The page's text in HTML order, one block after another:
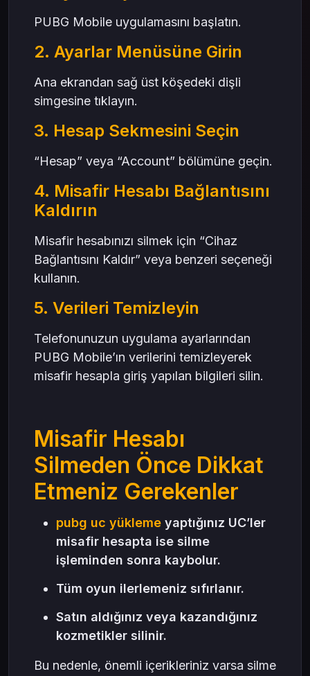
PUBG Mobile uygulamasını başlatın.
2. Ayarlar Menüsüne Girin
Ana ekrandan sağ üst köşedeki dişli
simgesine tıklayın.
3. Hesap Sekmesini Seçin
“Hesap” veya “Account” bölümüne geçin.
4. Misafir Hesabı Bağlantısını
Kaldırın
Misafir hesabınızı silmek için “Cihaz
Bağlantısını Kaldır” veya benzeri seçeneği
kullanın.
5. Verileri Temizleyin
Telefonunuzun uygulama ayarlarından
PUBG Mobile’ın verilerini temizleyerek
misafir hesapla giriş yapılan bilgileri silin.
Misafir Hesabı
Silmeden Önce Dikkat
Etmeniz Gerekenler
pubg uc yükleme yaptığınız UC’ler
misafir hesapta ise silme
işleminden sonra kaybolur.
Tüm oyun ilerlemeniz sıfırlanır.
Satın aldığınız veya kazandığınız
kozmetikler silinir.
Bu nedenle, önemli içerikleriniz varsa silme